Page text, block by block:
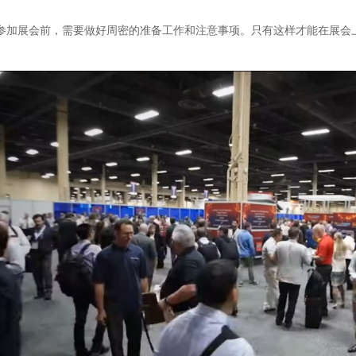
加展会前，需要做好周密的准备工作和注意事项。只有这样才能在展会